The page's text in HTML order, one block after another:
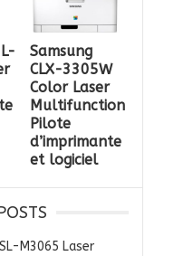
Samsung
CLX-3305W
Color Laser
Multifunction
Pilote
d’imprimante
et logiciel
M3065 Laser